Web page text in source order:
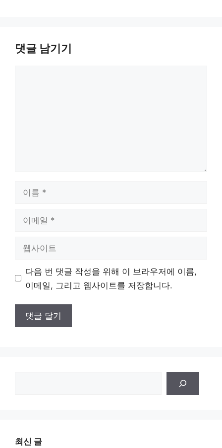
댓글 남기기
트
다음 번 댓글 작성을 위해 이 브라우저에 이름,
이메일, 그리고 웹사이트를 저장합니다.
최신 글